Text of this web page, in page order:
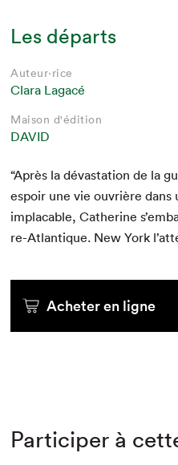
Les départs
Auteur·rice
Clara Lagacé
Maison d'édition
DAVID
“Après la dévas­ta­tion de la
espoir une vie ouvrière dans
implaca­ble, Cather­ine
re-Atlan­tique. New York
Acheter en ligne
Participer à